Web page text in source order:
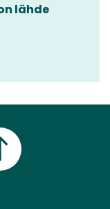
lähde